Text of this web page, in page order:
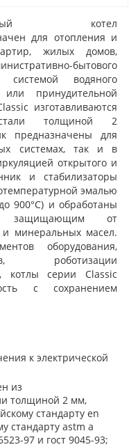
котел
для отопления и
жилых домов,
бытового
системой водяного
принудительной
изготавливаются
стали толщиной 2
предназначены для
системах, так и в
открытого и
и стабилизаторы
эмалью
900°С) и обработаны
защищающим от
и минеральных масел.
оборудования,
роботизации
котлы серии Classic
с сохранением
к электрической
из
толщиной 2 мм,
стандарту en
стандарту astm a
97 и гост 9045-93;